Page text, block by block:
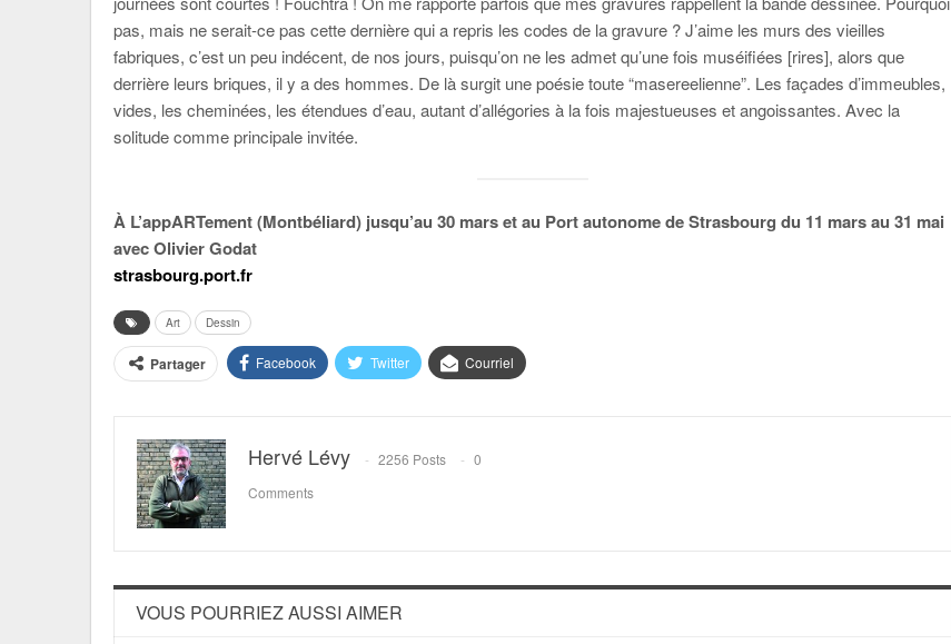
pas, mais ne serait-ce pas cette dernière qui a repris les codes de la gravure ? J’aime les murs des vieilles
fabriques, c’est un peu indécent, de nos jours, puisqu’on ne les admet qu’une fois muséifiées [rires], alors que
derrière leurs briques, il y a des hommes. De là surgit une poésie toute “masereelienne”. Les façades d’immeubles,
vides, les cheminées, les étendues d’eau, autant d’allégories à la fois majestueuses et angoissantes. Avec la
solitude comme principale invitée.
À L’appARTement (Montbéliard) jusqu’au 30 mars et au Port autonome de Strasbourg du 11 mars au 31 mai
avec Olivier Godat
strasbourg.port.fr
Art Dessin
Partager Facebook Twitter Courriel
Hervé Lévy 2256 Posts
0
Comments
VOUS POURRIEZ AUSSI AIMER